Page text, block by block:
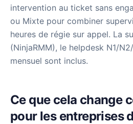
intervention au ticket sans
ou Mixte pour combiner
heures de régie sur appel. La
(NinjaRMM), le helpdesk N1/
mensuel sont inclus.
Ce que cela change
pour les entreprises